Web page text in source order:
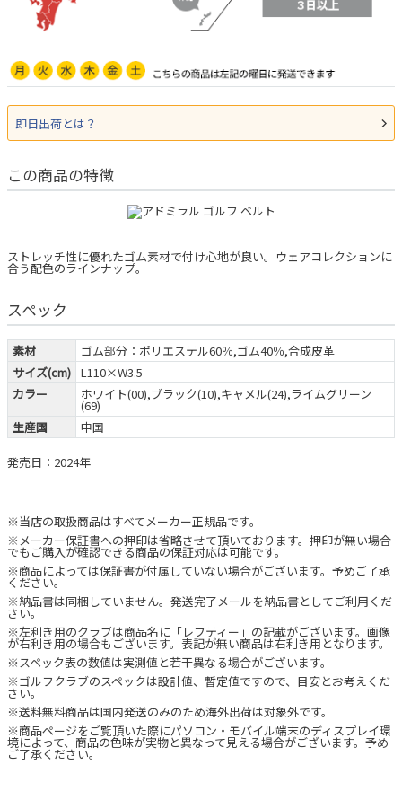
即日出荷とは？
この商品の特徴
ストレッチ性に優れたゴム素材で付け心地が良い。ウェアコレクションに
合う配色のラインナップ。
スペック
素材
ゴム部分：ポリエステル60％,ゴム40％,合成皮革
サイズ(cm) L110×W3.5
カラー
ホワイト(00),ブラック(10),キャメル(24),ライムグリーン
(69)
生産国
中国
発売日：2024年
※当店の取扱商品はすべてメーカー正規品です。
※メーカー保証書への押印は省略させて頂いております。押印が無い場合
でもご購入が確認できる商品の保証対応は可能です。
※商品によっては保証書が付属していない場合がございます。予めご了承
ください。
※納品書は同梱していません。発送完了メールを納品書としてご利用くだ
さい。
※左利き用のクラブは商品名に「レフティー」の記載がございます。画像
が右利き用の場合もございます。表記が無い商品は右利き用となります。
※スペック表の数値は実測値と若干異なる場合がございます。
※ゴルフクラブのスペックは設計値、暫定値ですので、目安とお考えくだ
さい。
※送料無料商品は国内発送のみのため海外出荷は対象外です。
※商品ページをご覧頂いた際にパソコン・モバイル端末のディスプレイ環
境によって、商品の色味が実物と異なって見える場合がございます。予め
ご了承ください。